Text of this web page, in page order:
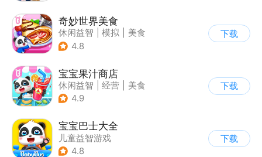
奇妙世界美食
休闲益智 模拟
美食
| 宝宝巴士
4.8
下载
宝宝果汁商店
休闲益智 经营
美食
| 宝宝巴士
4.9
下载
宝宝巴士大全
儿童益智游戏
| 启蒙早教
4.8
下载